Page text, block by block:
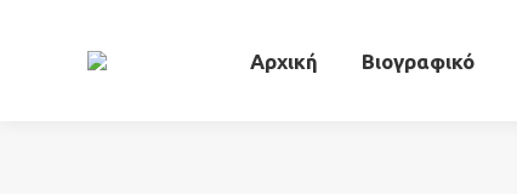
Αρχική Βιογραφικό